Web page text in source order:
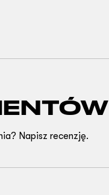
Napisz recenzję.